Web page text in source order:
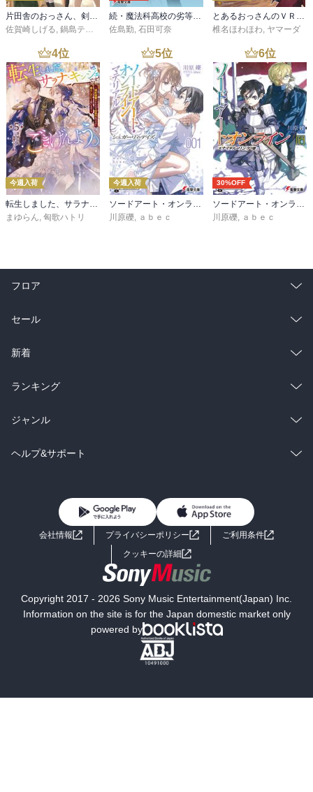
佐賀崎しげる 鍋島テツヒロ
佐島勤 石田可奈
椎名ほわほわ ヤマーダ
4位
今週入荷
転生しました、サラナ・キンジェです。ごきげんよう。５ ～婚約破棄されたので田舎で気ままに暮らしたいと思います～【電子書店共通特典SS付】
まゆらん, 匈歌ハトリ
5位
今週入荷
ソードアート・オンライン マテリアル１ シュガーリィ・デイズ
川原礫, ａｂｅｃ
6位
30%OFF
ソードアート・オンライン29 ユナイタル・リングVIII
川原礫, ａｂｅｃ
フロア
総合
ラノベ
雑誌・グラビア
BL・TL
セール
総合
ラノベ
雑誌・グラビア
BL・TL
新着
総合
ラノベ
雑誌・グラビア
ランキング
総合
ラノベ
ジャンル
コミック
ライトノベル 男子向けラノベ
小説
海外小説
ミステリー SF
文学
ヘルプ&サポート
よくあるご質問 お問い合わせ
会社情報 プライバシーポリシー
ご利用条件
クッキーの詳細
Copyright 2017 - 2026 Sony Music Entertainment(Japan) Inc.
Information on the site is for the Japan domestic market only
powered by